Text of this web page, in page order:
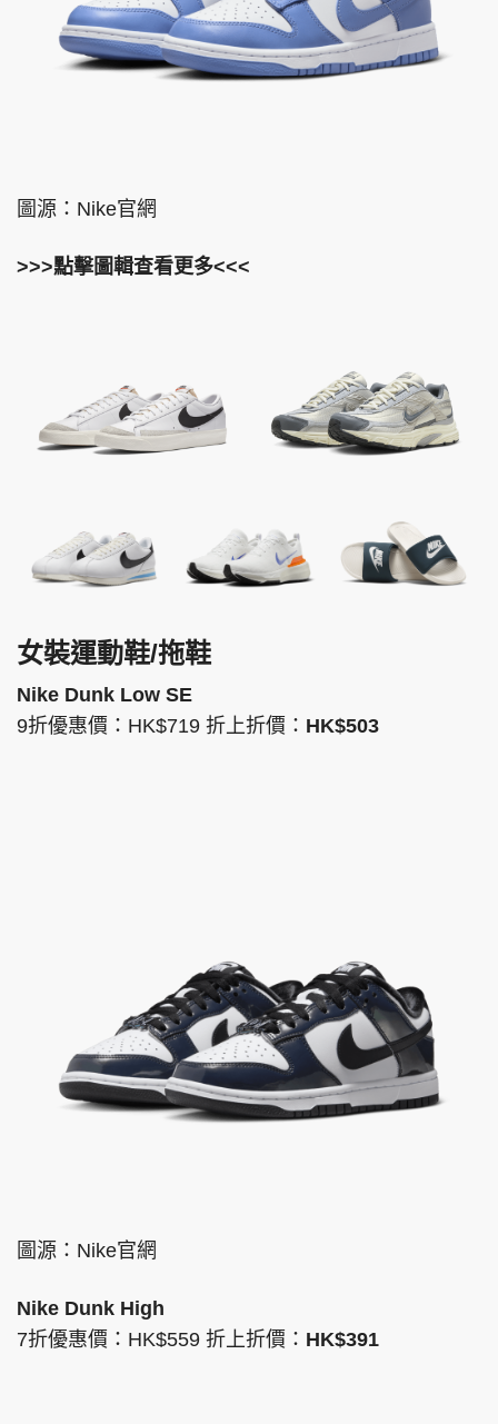
圖源：Nike官網
>>>點擊圖輯查看更多<<<
女裝運動鞋/拖鞋
Nike Dunk Low SE
9折優惠價：HK$719 折上折價： HK$503
圖源：Nike官網
Nike Dunk High
7折優惠價：HK$559 折上折價： HK$391